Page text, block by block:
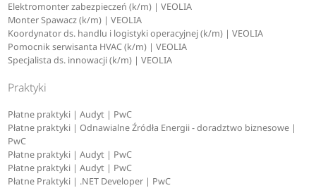
Elektromonter zabezpieczeń (k/m) | VEOLIA
Monter Spawacz (k/m) | VEOLIA
Koordynator ds. handlu i logistyki operacyjnej (k/m) | VEOLIA
Pomocnik serwisanta HVAC (k/m) | VEOLIA
Specjalista ds. innowacji (k/m) | VEOLIA
Praktyki
Płatne praktyki | Audyt | PwC
Płatne praktyki | Odnawialne Źródła Energii - doradztwo biznesowe |
PwC
Płatne praktyki | Audyt | PwC
Płatne praktyki | Audyt | PwC
Płatne Praktyki | .NET Developer | PwC